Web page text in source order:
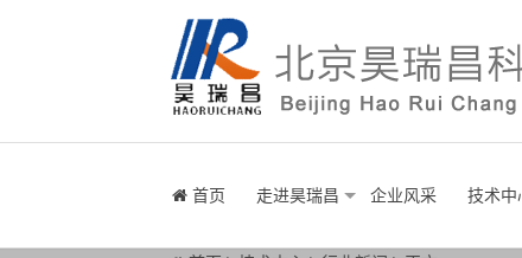
首页 走进昊瑞昌 企业风采 技术中